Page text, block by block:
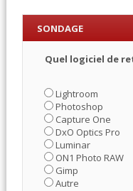
SONDAGE
Quel logiciel de
Lightroom
Photoshop
Capture One
DxO Optics Pro
Luminar
ON1 Photo RAW
Gimp
Autre